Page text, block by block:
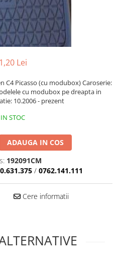
Lei
Picasso (cu modubox) Caroserie:
cu modubox pe dreapta in
10.2006 - prezent
IN STOC
ADAUGA IN COS
192091CM
/ 0762.141.111
Cere informatii